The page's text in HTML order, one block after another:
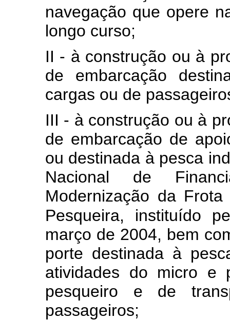
navegação que opere
longo curso;
II - à construção ou à
de embarcação
cargas ou de
III - à construção ou à
de embarcação de
ou destinada à pesca
Nacional de
Modernização da
Pesqueira, instituído
março de 2004, bem
porte destinada à
atividades do micro e
pesqueiro e de
passageiros;